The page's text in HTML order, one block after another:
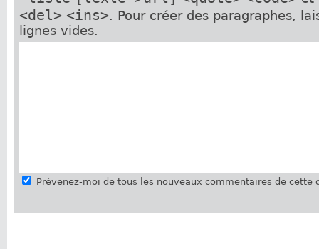
<del> <ins>. Pour créer des paragraphes,
lignes vides.
Prévenez-moi de tous les nouveaux commentaires de cette